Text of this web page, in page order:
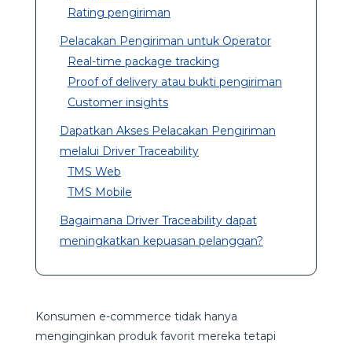
Rating pengiriman
Pelacakan Pengiriman untuk Operator
Real-time package tracking
Proof of delivery atau bukti pengiriman
Customer insights
Dapatkan Akses Pelacakan Pengiriman
melalui Driver Traceability
TMS Web
TMS Mobile
Bagaimana Driver Traceability dapat
meningkatkan kepuasan pelanggan?
Konsumen e-commerce tidak hanya
menginginkan produk favorit mereka tetapi